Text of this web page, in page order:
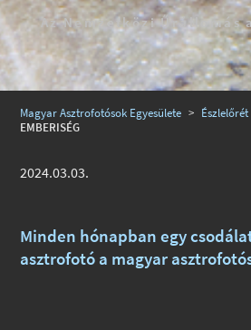
Az Nemzetközi Űrállomás
Magyar Asztrofotósok Egyesülete > Észlelőrét
EMBERISÉG
2024.03.03.
Minden hónapban egy
asztrofotó a magyar